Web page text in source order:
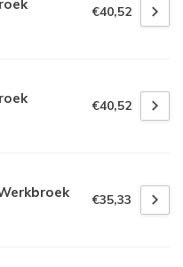
€40,52
€40,52
€35,33